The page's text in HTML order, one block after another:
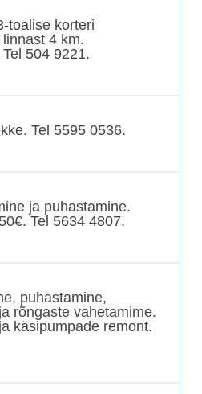
toalise korteri
4 km.
504 9221.
Tel 5595 0536.
ja puhastamine.
Tel 5634 4807.
puhastamine,
rõngaste vahetamime.
käsipumpade remont.